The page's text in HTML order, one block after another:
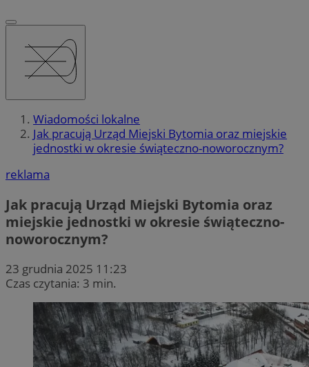
Wiadomości lokalne
Jak pracują Urząd Miejski Bytomia oraz miejskie
jednostki w okresie świąteczno-noworocznym?
reklama
Jak pracują Urząd Miejski Bytomia oraz
miejskie jednostki w okresie świąteczno-
noworocznym?
23 grudnia 2025 11:23
Czas czytania: 3 min.